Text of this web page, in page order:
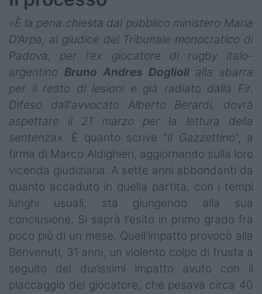
«È la pena chiesta dal pubblico ministero Maria
D'Arpa, al giudice del Tribunale monocratico di
Padova, per l'ex giocatore di rugby italo-
argentino Bruno Andres Dogliolialla sbarra
per il reato di lesioni e già radiato dalla Fir.
Difeso dall'avvocato Alberto Berardi, dovrà
aspettare il 21 marzo per la lettura della
sentenza». È quanto scrive "Il Gazzettino", a
firma di Marco Aldighieri, aggiornando sulla loro
vicenda giudiziaria. A sette anni abbondanti da
quanto accaduto in quella partita, con i tempi
lunghi usuali, sta giungendo alla sua
conclusione. Si saprà l'esito in primo grado fra
poco più di un mese. Quell'impatto provocò alla
Benvenuti, 31 anni, un violento colpo di frusta a
seguito del durissimi impatto avuto con il
placcaggio del giocatore, che pesava circa 40